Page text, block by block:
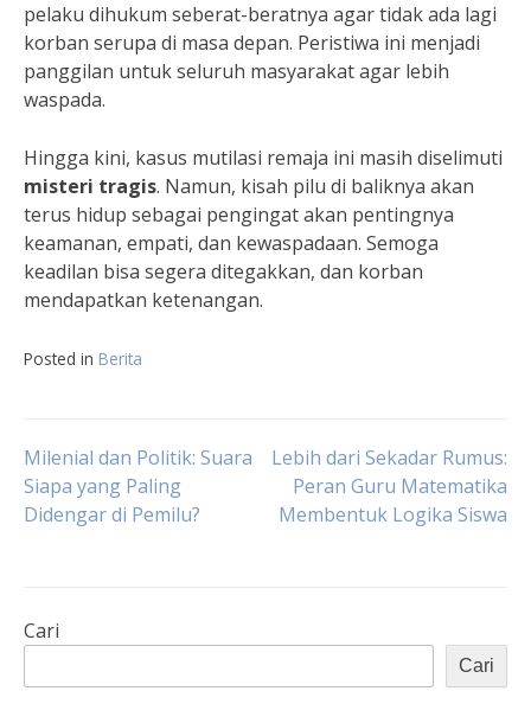
pelaku dihukum seberat-beratnya agar tidak ada lagi
korban serupa di masa depan. Peristiwa ini menjadi
panggilan untuk seluruh masyarakat agar lebih
waspada.
Hingga kini, kasus mutilasi remaja ini masih diselimuti
misteri tragis. Namun, kisah pilu di baliknya akan
terus hidup sebagai pengingat akan pentingnya
keamanan, empati, dan kewaspadaan. Semoga
keadilan bisa segera ditegakkan, dan korban
mendapatkan ketenangan.
Posted in Berita
Navigasi
pos
Milenial dan Politik: Suara
Siapa yang Paling
Didengar di Pemilu?
Lebih dari Sekadar Rumus:
Peran Guru Matematika
Membentuk Logika Siswa
Cari
Cari